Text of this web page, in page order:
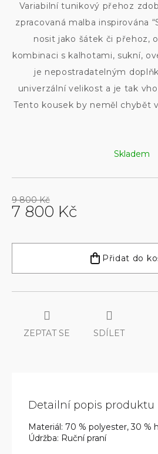
9 800 Kč
7 800 Kč
cena:
Skladem
Přidat do
Variabilní tunikový přehoz
zpracovaná malba inspirována
nosit jako šátek či přehoz,
kombinaci s kalhotami, sukní,
je nepostradatelným
univerzální velikost a je tak
Tento kousek by neměl chybět
ZEPTAT SE SDÍLET
Detailní popis produktu
Materiál: 70 % polyester, 30 %
Údržba: Ruční praní